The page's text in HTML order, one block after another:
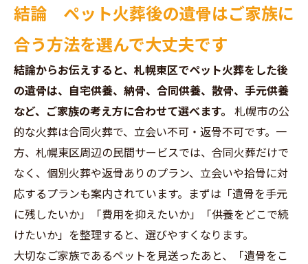
結論 ペット火葬後の遺骨はご家族に
合う方法を選んで大丈夫です
結論からお伝えすると、札幌東区でペット火葬をした後
の遺骨は、自宅供養、納骨、合同供養、散骨、手元供養
など、ご家族の考え方に合わせて選べます。 札幌市の公
的な火葬は合同火葬で、立会い不可・返骨不可です。一
方、札幌東区周辺の民間サービスでは、合同火葬だけで
なく、個別火葬や返骨ありのプラン、立会いや拾骨に対
応するプランも案内されています。まずは「遺骨を手元
に残したいか」「費用を抑えたいか」「供養をどこで続
けたいか」を整理すると、選びやすくなります。
大切なご家族であるペットを見送ったあと、「遺骨をこ